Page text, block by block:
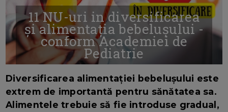
11 NU-uri in diversificarea
și alimentația bebelușului -
conform Academiei de
Pediatrie
Diversificarea alimentației bebelușului este
extrem de importantă pentru sănătatea sa.
Alimentele trebuie să fie introduse gradual,